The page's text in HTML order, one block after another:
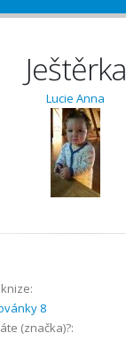
Ještěrka
Lucie Anna
8
(značka)?: